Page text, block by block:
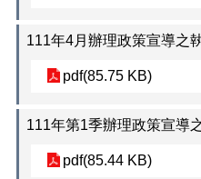
111年4月辦理政策宣導之
pdf(85.75 KB)
111年第1季辦理政策宣導
pdf(85.44 KB)